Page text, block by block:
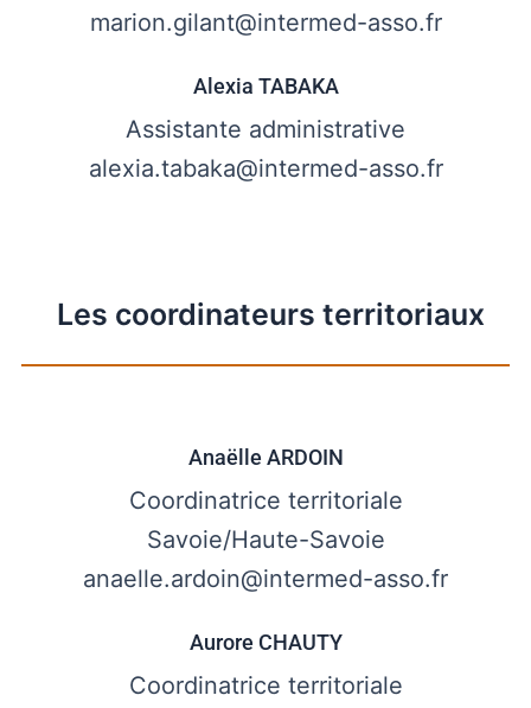
marion.gilant@intermed-asso.fr
Alexia TABAKA
Assistante administrative
alexia.tabaka@intermed-asso.fr
Les coordinateurs territoriaux
Anaëlle ARDOIN
Coordinatrice territoriale
Savoie/Haute-Savoie
anaelle.ardoin@intermed-asso.fr
Aurore CHAUTY
Coordinatrice territoriale